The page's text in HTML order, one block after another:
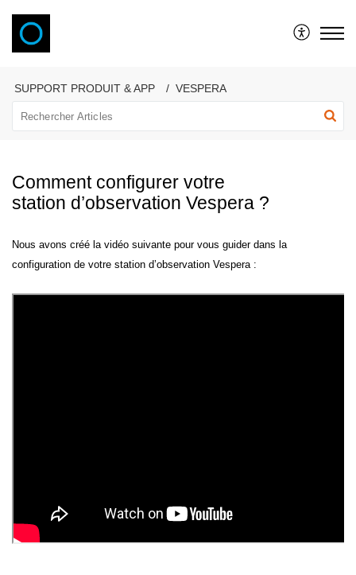
SUPPORT PRODUIT & APP VESPERA
Comment configurer votre
station d’observation Vespera ?
Nous avons créé la vidéo suivante pour vous guider dans la
configuration de votre station d’observation Vespera :